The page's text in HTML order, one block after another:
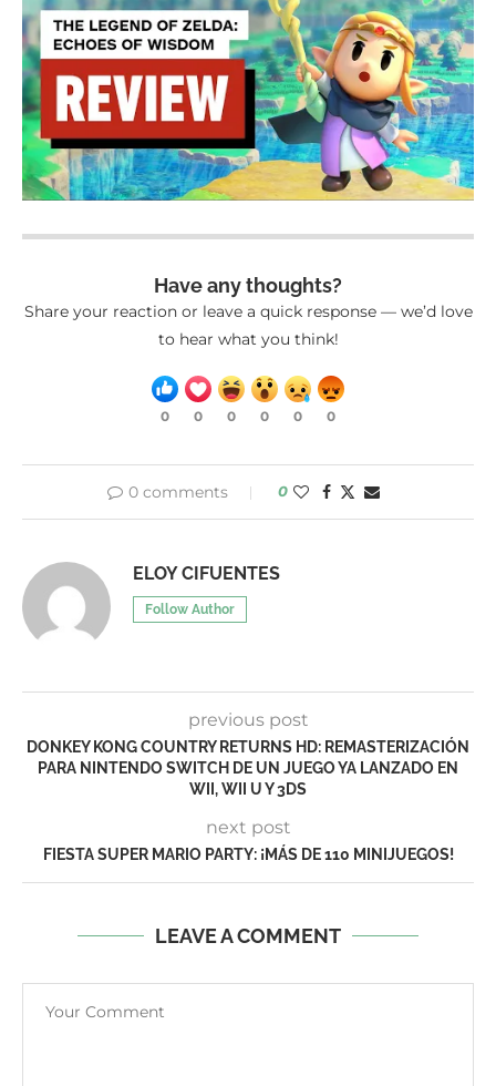
Have any thoughts?
Share your reaction or leave a quick response — we’d love
to hear what you think!
0 0 0 0 0 0
0 comments 0
ELOY CIFUENTES
Follow Author
previous post
DONKEY KONG COUNTRY RETURNS HD: REMASTERIZACIÓN
PARA NINTENDO SWITCH DE UN JUEGO YA LANZADO EN
WII, WII U Y 3DS
next post
FIESTA SUPER MARIO PARTY: ¡MÁS DE 110 MINIJUEGOS!
LEAVE A COMMENT